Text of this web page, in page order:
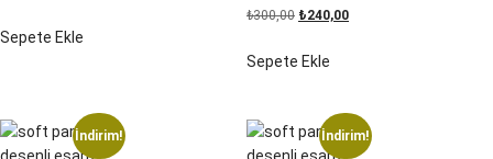
Sepete Ekle
₺300,00 ₺240,00
Sepete Ekle
İndirim! İndirim!